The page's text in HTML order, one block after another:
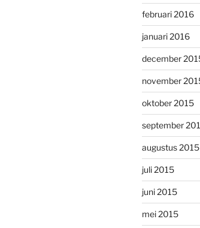
februari 2016
januari 2016
december
november
oktober 2015
september
augustus 2015
juli 2015
juni 2015
mei 2015